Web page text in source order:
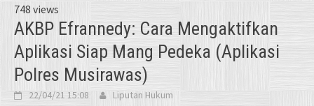
748 views
AKBP Efrannedy: Cara Mengaktifkan
Aplikasi Siap Mang Pedeka (Aplikasi
Polres Musirawas)
22/04/21 15:08 Liputan Hukum